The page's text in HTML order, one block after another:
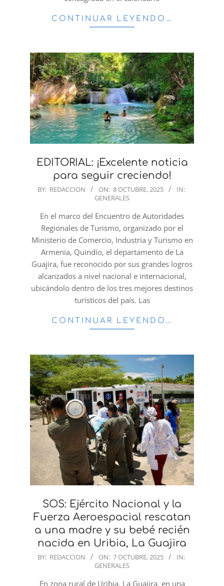
CONTINUAR LEYENDO…
EDITORIAL: ¡Excelente noticia
para seguir creciendo!
2025-
BY: REDACCION ON: 8 OCTUBRE, 2025
IN:
GENERALES
En el marco del Encuentro de Autoridades
Regionales de Turismo, organizado por el
Ministerio de Comercio, Industria y Turismo en
Armenia, Quindío, el departamento de La
Guajira, fue reconocido por sus grandes logros
alcanzados a nivel nacional e internacional,
ubicándolo dentro de los tres mejores destinos
turísticos del país. Las
CONTINUAR LEYENDO…
SOS: Ejército Nacional y la
Fuerza Aeroespacial rescatan
a una madre y su bebé recién
nacida en Uribia, La Guajira
2025-
BY: REDACCION ON: 7 OCTUBRE, 2025
IN:
GENERALES
En zona rural de Uribia, La Guajira, en una